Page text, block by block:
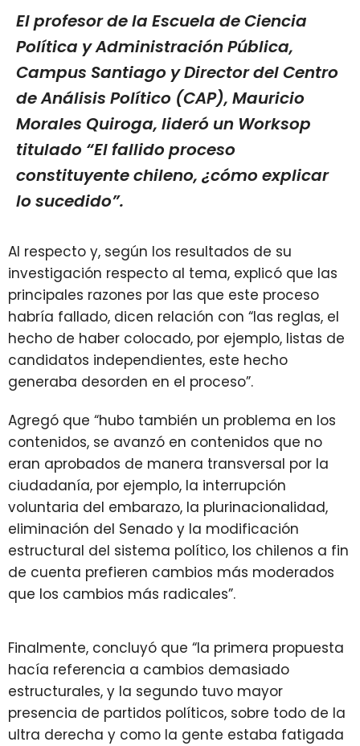
El profesor de la Escuela de Ciencia
Política y Administración Pública,
Campus Santiago y Director del Centro
de Análisis Político (CAP), Mauricio
Morales Quiroga, lideró un Worksop
titulado “El fallido proceso
constituyente chileno, ¿cómo explicar
lo sucedido”.
Al respecto y, según los resultados de su
investigación respecto al tema, explicó que las
principales razones por las que este proceso
habría fallado, dicen relación con “las reglas, el
hecho de haber colocado, por ejemplo, listas de
candidatos independientes, este hecho
generaba desorden en el proceso”.
Agregó que “hubo también un problema en los
contenidos, se avanzó en contenidos que no
eran aprobados de manera transversal por la
ciudadanía, por ejemplo, la interrupción
voluntaria del embarazo, la plurinacionalidad,
eliminación del Senado y la modificación
estructural del sistema político, los chilenos a fin
de cuenta prefieren cambios más moderados
que los cambios más radicales”.
Finalmente, concluyó que “la primera propuesta
hacía referencia a cambios demasiado
estructurales, y la segundo tuvo mayor
presencia de partidos políticos, sobre todo de la
ultra derecha y como la gente estaba fatigada